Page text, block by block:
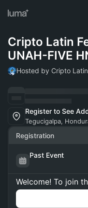
Cripto Latin
UNAH-FIVE
Hosted by Cripto
Register to See
Tegucigalpa,
Registration
Past Event
Welcome! To join